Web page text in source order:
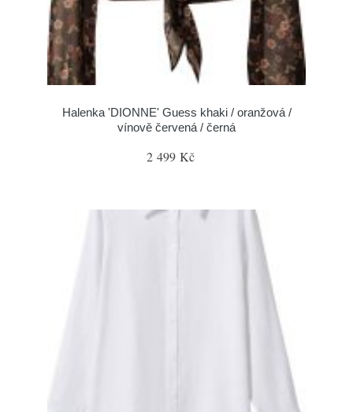
Halenka 'DIONNE' Guess khaki / oranžová /
vínově červená / černá
2 499 Kč